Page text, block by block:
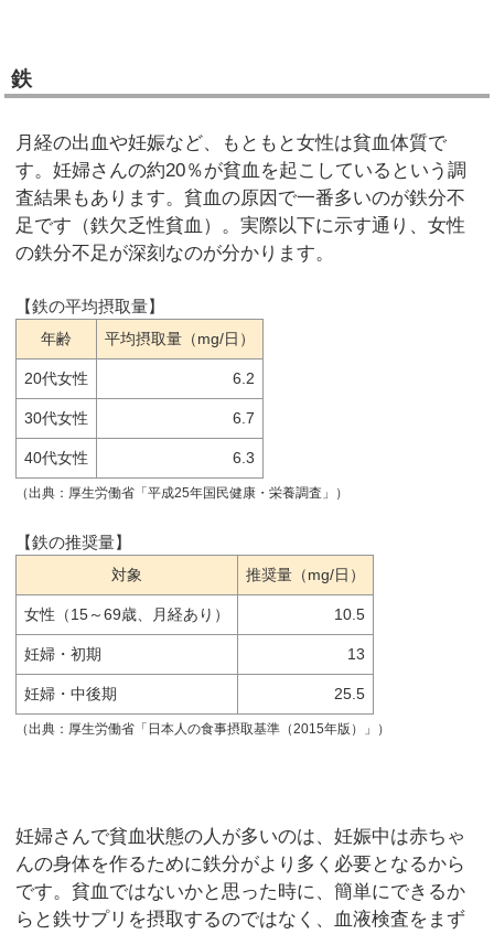
鉄
月経の出血や妊娠など、もともと女性は貧血体質で
す。妊婦さんの約20％が貧血を起こしているという調
査結果もあります。貧血の原因で一番多いのが鉄分不
足です（鉄欠乏性貧血）。実際以下に示す通り、女性
の鉄分不足が深刻なのが分かります。
【鉄の平均摂取量】
年齢 平均摂取量（mg/日）
20代女性 6.2
30代女性 6.7
40代女性 6.3
（出典：厚生労働省「平成25年国民健康・栄養調査」）
【鉄の推奨量】
対象 推奨量（mg/日）
女性（15～69歳、月経あり） 10.5
妊婦・初期 13
妊婦・中後期 25.5
（出典：厚生労働省「日本人の食事摂取基準（2015年版）」）
妊婦さんで貧血状態の人が多いのは、妊娠中は赤ちゃ
んの身体を作るために鉄分がより多く必要となるから
です。貧血ではないかと思った時に、簡単にできるか
らと鉄サプリを摂取するのではなく、血液検査をまず